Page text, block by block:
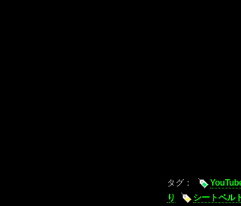
タグ：
り
シートベル